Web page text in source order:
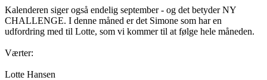
Kalenderen siger også endelig september - og det betyder NY
CHALLENGE. I denne måned er det Simone som har en
udfordring med til Lotte, som vi kommer til at følge hele måneden.
Værter:
Lotte Hansen